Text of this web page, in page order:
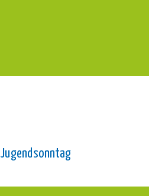
Jugendsonntag